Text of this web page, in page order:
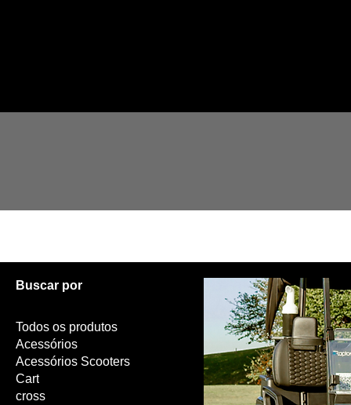
Buscar por
Todos os produtos
Acessórios
Acessórios Scooters
Cart
cross